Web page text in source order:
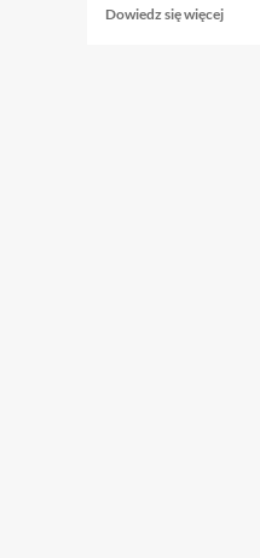
Dowiedz się więcej